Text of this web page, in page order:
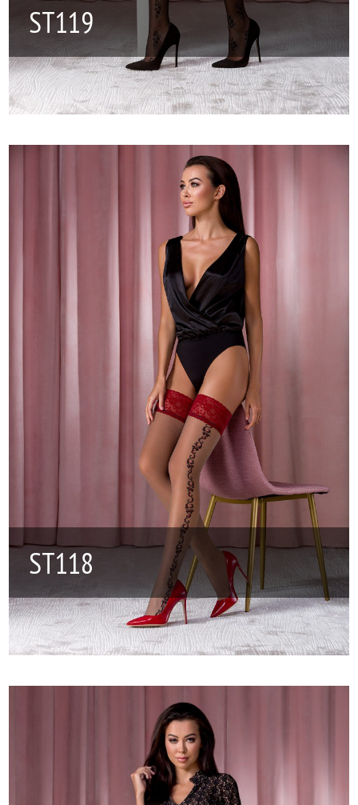
ST119
ST118